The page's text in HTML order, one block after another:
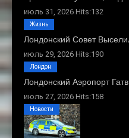
июль 31, 2026 Hits:132
Лондонский Совет
июль 29, 2026 Hits:190
Жизнь
Лондонский Аэропорт
июль 27, 2026 Hits:158
Лондон
Новости